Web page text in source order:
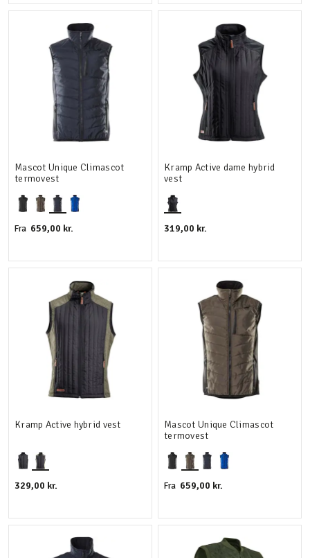
Mascot Unique Climascot
termovest
Fra 659,00 kr.
Kramp Active dame hybrid
vest
319,00 kr.
Kramp Active hybrid vest
329,00 kr.
Mascot Unique Climascot
termovest
Fra 659,00 kr.